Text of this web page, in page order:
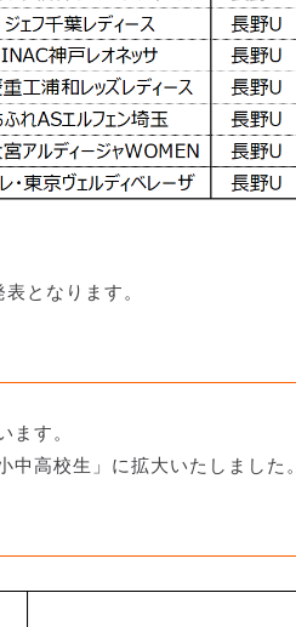
となります。
ます。
高校生」に拡大いたしました。